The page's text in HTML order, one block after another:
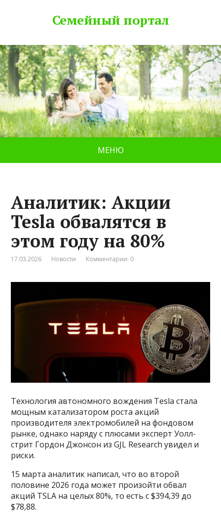
Семейный портал
МЕНЮ
Аналитик: Акции
Tesla обвалятся в
этом году на 80%
17.03.2026 Новости Комментарии: 0
Технология автономного вождения Tesla стала
мощным катализатором роста акций
производителя электромобилей на фондовом
рынке, однако наряду с плюсами эксперт Уолл-
стрит Гордон Джонсон из GJL Research увидел и
риски.
15 марта аналитик написал, что во второй
половине 2026 года может произойти обвал
акций TSLA на целых 80%, то есть с $394,39 до
$78,88.